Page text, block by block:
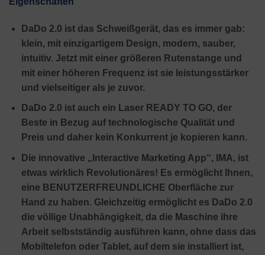
DaDo 2.0 ist das Schweißgerät, das es immer gab:
klein, mit einzigartigem Design, modern, sauber,
intuitiv. Jetzt mit einer größeren Rutenstange und
mit einer höheren Frequenz ist sie leistungsstärker
und vielseitiger als je zuvor.
DaDo 2.0 ist auch ein Laser READY TO GO, der
Beste in Bezug auf technologische Qualität und
Preis und daher kein Konkurrent je kopieren kann.
Die innovative „Interactive Marketing App“, IMA, ist
etwas wirklich Revolutionäres! Es ermöglicht Ihnen,
eine BENUTZERFREUNDLICHE Oberfläche zur
Hand zu haben. Gleichzeitig ermöglicht es DaDo 2.0
die völlige Unabhängigkeit, da die Maschine ihre
Arbeit selbstständig ausführen kann, ohne dass das
Mobiltelefon oder Tablet, auf dem sie installiert ist,